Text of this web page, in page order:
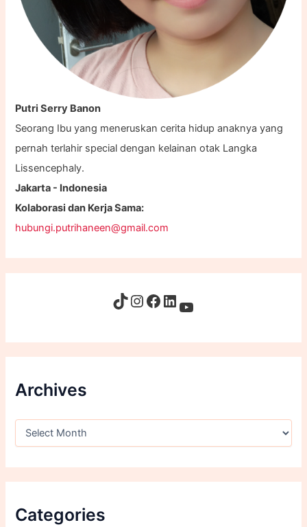
Putri Serry Banon
Seorang Ibu yang meneruskan cerita hidup anaknya yang
pernah terlahir special dengan kelainan otak Langka
Lissencephaly.
Jakarta - Indonesia
Kolaborasi dan Kerja Sama:
hubungi.putrihaneen@gmail.com
Archives
Categories